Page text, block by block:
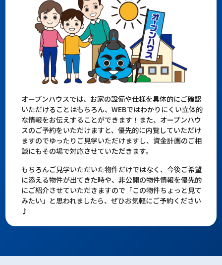
オープンハウスでは、お家の設備や仕様を具体的にご確認
いただけることはもちろん、WEBではわかりにくい立体的
な情報をお伝えすることができます！また、オープンハウ
スのご予約をいただけますと、優先的に内覧していただけ
ますのでゆったりご見学いただけますし、資金計画のご相
談にもその場で対応させていただきます。
もちろんご見学いただいた物件だけではなく、今後ご希望
に添える物件が出てきた時や、非公開の物件情報を優先的
にご紹介させていただきますので「この物件ちょっと見て
みたい」と思われましたら、ぜひお気軽にご予約ください
♪